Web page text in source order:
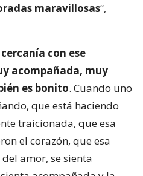
maravillosas“,
con ese
acompañada, muy
es bonito. Cuando uno
que está haciendo
traicionada, que esa
el corazón, que esa
amor, se sienta